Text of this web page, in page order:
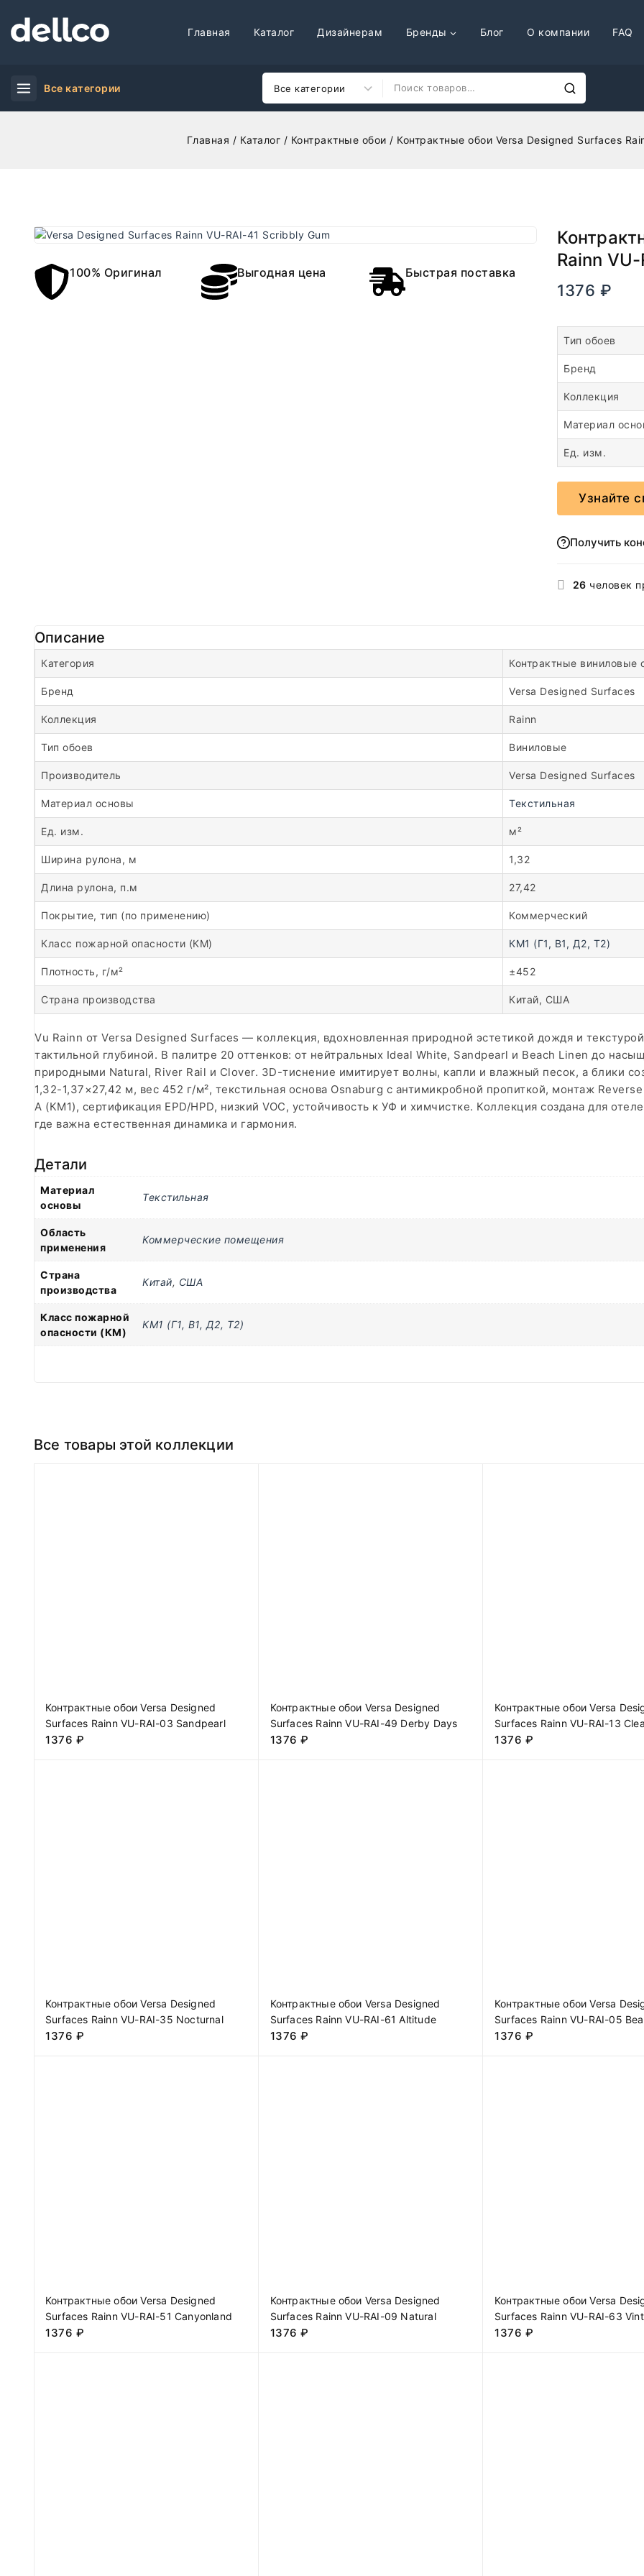
Главная Каталог Дизайнерам Бренды Блог О компании FAQ
Все категории
Главная / Каталог / Контрактные обои / Контрактные обои Versa Designed Surfaces
100% Оригинал Выгодная цена Быстрая поставка
Rainn
1376 ₽
Тип обоев
Бренд
Коллекция
Материал
Ед. изм.
Узнайте
Получить
26 человек
Описание
Категория Контрактные виниловые
Бренд Versa Designed Surfaces
Коллекция Rainn
Тип обоев Виниловые
Производитель Versa Designed Surfaces
Материал основы Текстильная
Ед. изм. м²
Ширина рулона, м 1,32
Длина рулона, п.м 27,42
Покрытие, тип (по применению) Коммерческий
Класс пожарной опасности (КМ) КМ1 (Г1, В1, Д2, Т2)
Плотность, г/м² ±452
Страна производства Китай, США
Vu Rainn от Versa Designed Surfaces — коллекция, вдохновленная природной эстетикой дождя и
тактильной глубиной. В палитре 20 оттенков: от нейтральных Ideal White, Sandpearl и Beach Linen до
природными Natural, River Rail и Clover. 3D-тиснение имитирует волны, капли и влажный песок, а блики
1,32-1,37×27,42 м, вес 452 г/м², текстильная основа Osnaburg с антимикробной пропиткой, монтаж
А (КМ1), сертификация EPD/HPD, низкий VOC, устойчивость к УФ и химчистке. Коллекция создана для
где важна естественная динамика и гармония.
Детали
Материал
основы
Текстильная
Область
применения
Коммерческие помещения
Страна
производства
Китай, США
Класс пожарной
опасности (КМ)
КМ1 (Г1, В1, Д2, Т2)
Все товары этой коллекции
Контрактные обои Versa Designed
Surfaces Rainn VU-RAI-03 Sandpearl
1376 ₽
Контрактные обои Versa Designed
Surfaces Rainn VU-RAI-49 Derby Days
1376 ₽
Контрактные обои Versa
Surfaces Rainn VU-RAI-13
1376 ₽
Контрактные обои Versa Designed
Surfaces Rainn VU-RAI-35 Nocturnal
1376 ₽
Контрактные обои Versa Designed
Surfaces Rainn VU-RAI-61 Altitude
1376 ₽
Контрактные обои Versa
Surfaces Rainn VU-RAI-05
1376 ₽
Контрактные обои Versa Designed
Surfaces Rainn VU-RAI-51 Canyonland
1376 ₽
Контрактные обои Versa Designed
Surfaces Rainn VU-RAI-09 Natural
1376 ₽
Контрактные обои Versa
Surfaces Rainn VU-RAI-63
1376 ₽